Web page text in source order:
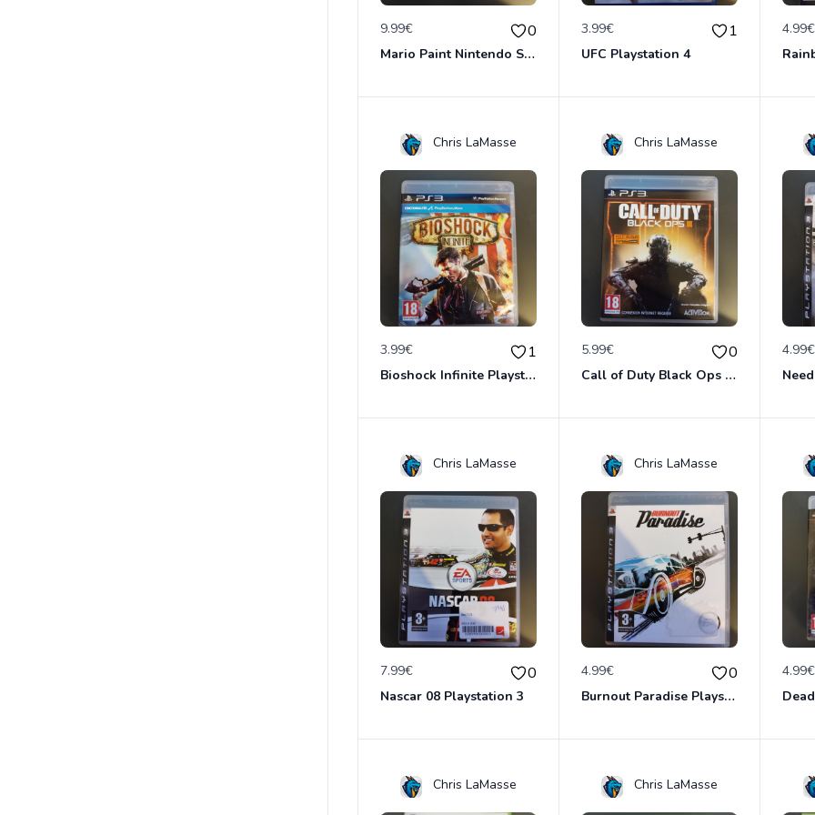
9.99€ 0
Mario Paint Nintendo Super Famicon
3.99€ 1
UFC Playstation 4
4.99€
Chris LaMasse
3.99€ 1
Bioshock Infinite Playstation 3
Chris LaMasse
5.99€ 0
Call of Duty Black Ops 3 Playstation 3
4.99€
Chris LaMasse
7.99€ 0
Nascar 08 Playstation 3
Chris LaMasse
4.99€ 0
Burnout Paradise Playstation 3
4.99€
Chris LaMasse Chris LaMasse